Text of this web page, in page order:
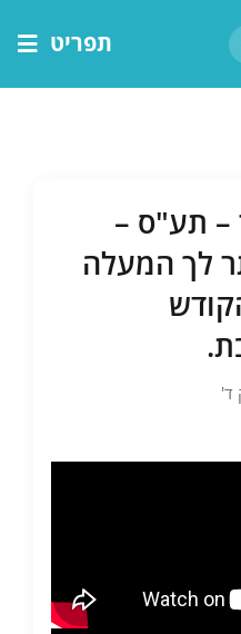
תפריט
מאמרים
– תע"ס –
לך המעלה
ד'